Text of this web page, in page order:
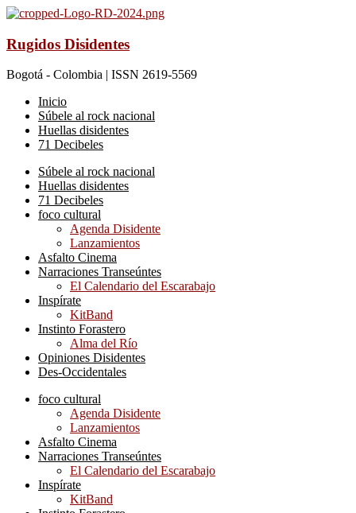
Rugidos Disidentes
Bogotá - Colombia | ISSN 2619-5569
Inicio
Súbele al rock nacional
Huellas disidentes
71 Decibeles
Súbele al rock nacional
Huellas disidentes
71 Decibeles
foco cultural
Agenda Disidente
Lanzamientos
Asfalto Cinema
Narraciones Transeúntes
El Calendario del Escarabajo
Inspírate
KitBand
Instinto Forastero
Alma del Río
Opiniones Disidentes
Des-Occidentales
foco cultural
Agenda Disidente
Lanzamientos
Asfalto Cinema
Narraciones Transeúntes
El Calendario del Escarabajo
Inspírate
KitBand